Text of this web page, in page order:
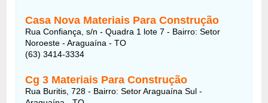
Casa Nova Materiais Para Construção
Rua Confiança, s/n - Quadra 1 lote 7 - Bairro: Setor
Noroeste - Araguaína - TO
(63) 3414-3334
Cg 3 Materiais Para Construção
Rua Buritis, 728 - Bairro: Setor Araguaína Sul -